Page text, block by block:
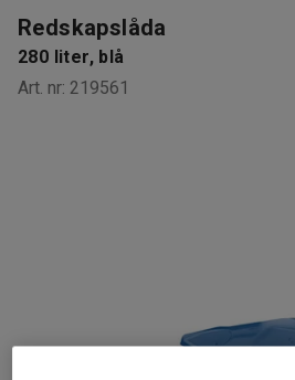
Redskapslåda
280 liter, blå
Art. nr: 219561